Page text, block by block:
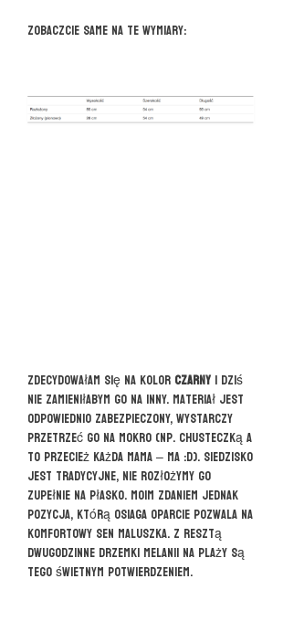
Zobaczcie same na te wymiary:
Zdecydowałam się na kolor czarny i dziś
nie zamieniłabym go na inny. Materiał jest
odpowiednio zabezpieczony, wystarczy
przetrzeć go na mokro (np. chusteczką a
to przecież każda mama – ma :D). Siedzisko
jest tradycyjne, nie rozłożymy go
zupełnie na płasko. Moim zdaniem jednak
pozycja, którą osiaga oparcie pozwala na
komfortowy sen maluszka. Z resztą
dwugodzinne drzemki Melanii na plaży są
tego świetnym potwierdzeniem.